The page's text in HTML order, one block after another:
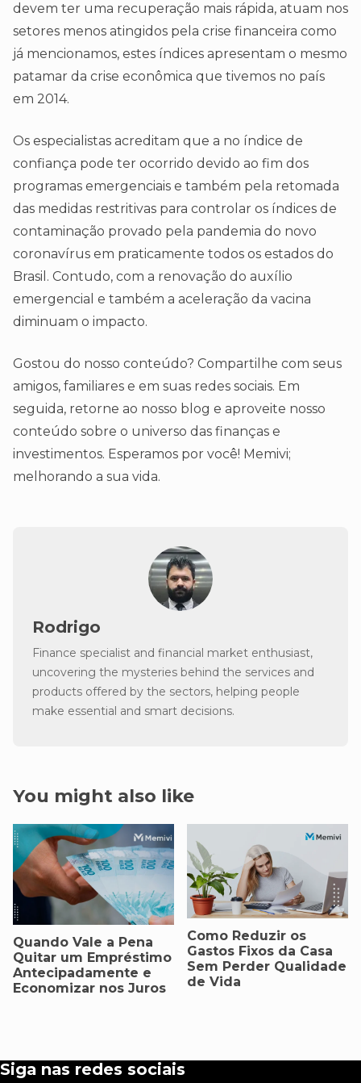
devem ter uma recuperação mais rápida, atuam nos
setores menos atingidos pela crise financeira como
já mencionamos, estes índices apresentam o mesmo
patamar da crise econômica que tivemos no país
em 2014.
Os especialistas acreditam que a no índice de
confiança pode ter ocorrido devido ao fim dos
programas emergenciais e também pela retomada
das medidas restritivas para controlar os índices de
contaminação provado pela pandemia do novo
coronavírus em praticamente todos os estados do
Brasil. Contudo, com a renovação do auxílio
emergencial e também a aceleração da vacina
diminuam o impacto.
Gostou do nosso conteúdo? Compartilhe com seus
amigos, familiares e em suas redes sociais. Em
seguida, retorne ao nosso blog e aproveite nosso
conteúdo sobre o universo das finanças e
investimentos. Esperamos por você! Memivi;
melhorando a sua vida.
Rodrigo
Finance specialist and financial market enthusiast,
uncovering the mysteries behind the services and
products offered by the sectors, helping people
make essential and smart decisions.
You might also like
Quando Vale a Pena
Quitar um Empréstimo
Antecipadamente e
Economizar nos Juros
Como Reduzir os
Gastos Fixos da Casa
Sem Perder Qualidade
de Vida
Siga nas redes sociais